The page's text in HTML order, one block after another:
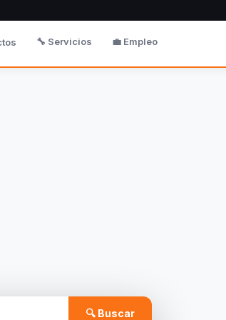
🔧 Servicios 💼 Empleo
🔍 Buscar